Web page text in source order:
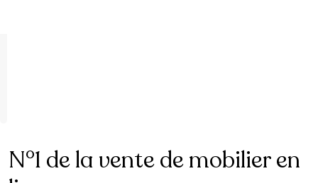
N°1 de la vente de mobilier en